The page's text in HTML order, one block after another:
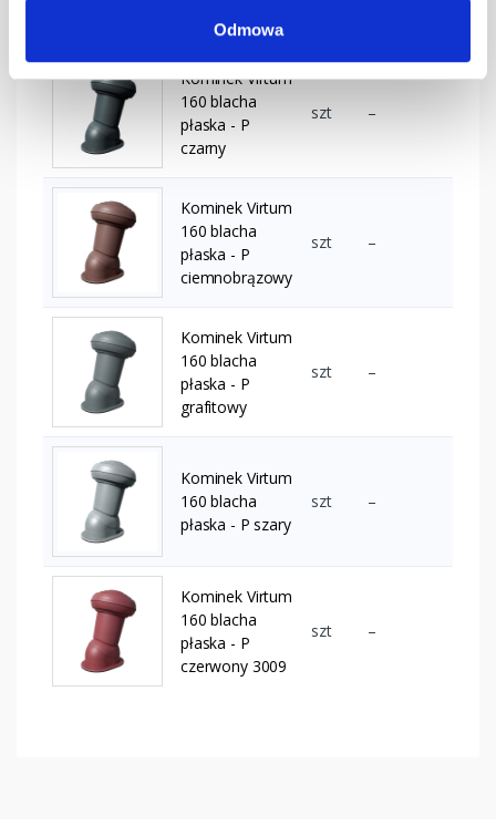
Odmowa
Kominek Virtum
160 blacha
płaska - P
czarny
szt –
Kominek Virtum
160 blacha
płaska - P
ciemnobrązowy
szt –
Kominek Virtum
160 blacha
płaska - P
grafitowy
szt –
Kominek Virtum
160 blacha
płaska - P szary
szt –
Kominek Virtum
160 blacha
płaska - P
czerwony 3009
szt –